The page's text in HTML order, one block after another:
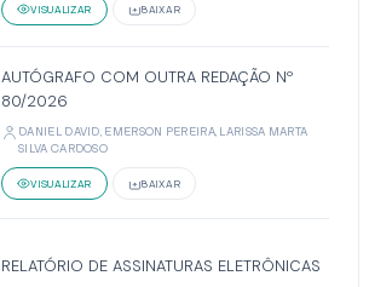
VISUALIZAR BAIXAR
AUTÓGRAFO COM OUTRA REDAÇÃO Nº
80/2026
DANIEL DAVID, EMERSON PEREIRA, LARISSA MARTA
SILVA CARDOSO
VISUALIZAR BAIXAR
RELATÓRIO DE ASSINATURAS ELETRÔNICAS